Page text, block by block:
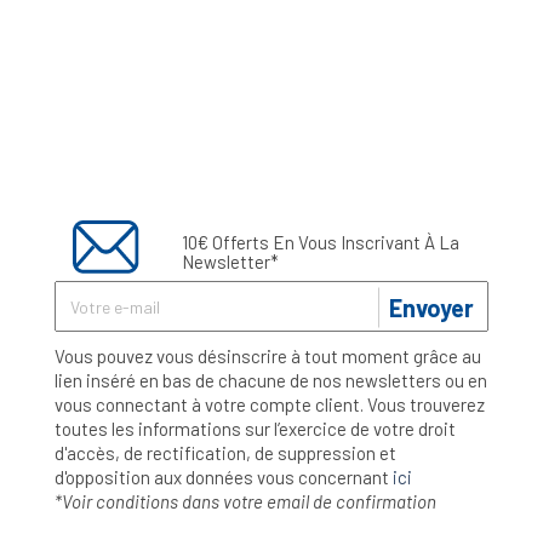
10€ Offerts En Vous Inscrivant À La
Newsletter*
Envoyer
Vous pouvez vous désinscrire à tout moment grâce au
lien inséré en bas de chacune de nos newsletters ou en
vous connectant à votre compte client. Vous trouverez
toutes les informations sur l’exercice de votre droit
d'accès, de rectification, de suppression et
d'opposition aux données vous concernant ici
*Voir conditions dans votre email de confirmation